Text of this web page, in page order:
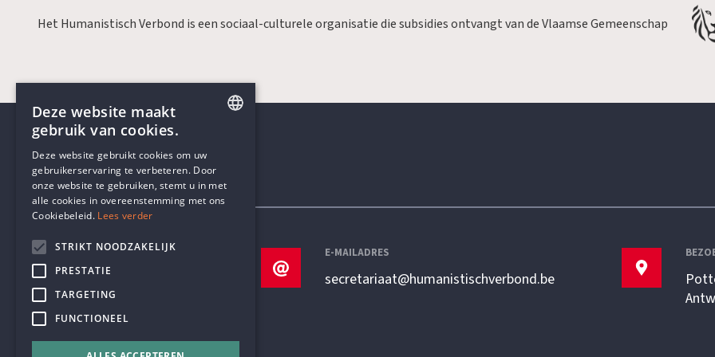
Het Humanistisch Verbond is een sociaal-culturele organisatie die subsidies ontvangt van de Vlaamse Gemeenschap
Contactgegevens
TELEFOON
+32 3 233 70 32
E-MAILADRES
secretariaat@humanistischverbond.be
DUTCH
Deze website maakt
gebruik van cookies.
Deze website gebruikt cookies om uw
gebruikerservaring te verbeteren. Door
onze website te gebruiken, stemt u in met
alle cookies in overeenstemming met ons
Cookiebeleid. Lees verder
STRIKT NOODZAKELIJK
PRESTATIE
TARGETING
FUNCTIONEEL